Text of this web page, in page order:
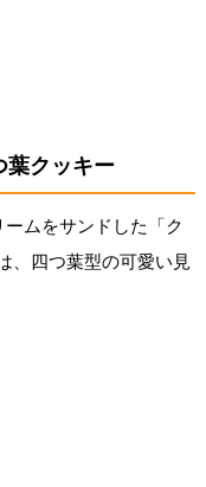
葉クッキー
ムをサンドした「ク
、四つ葉型の可愛い見